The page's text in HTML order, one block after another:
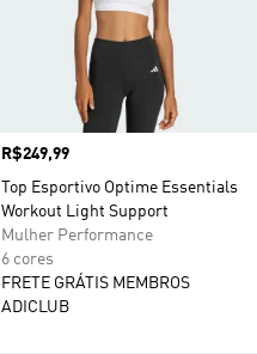
Preço
R$249,99
Top Esportivo Optime Essentials
Workout Light Support
Mulher Performance
6 cores
FRETE GRÁTIS MEMBROS
ADICLUB